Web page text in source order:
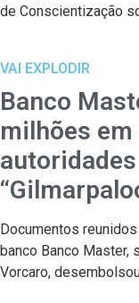
de Conscientização
VAI EXPLODIR
Banco
milhões
Documentos
banco Banco Master,
Vorcaro,